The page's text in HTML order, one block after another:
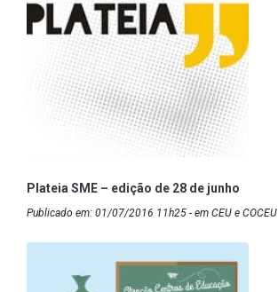
Plateia SME – edição de 28 de junho
Publicado em: 01/07/2016 11h25 - em CEU e COCEU